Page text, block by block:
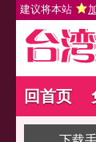
建议将本站
回首页